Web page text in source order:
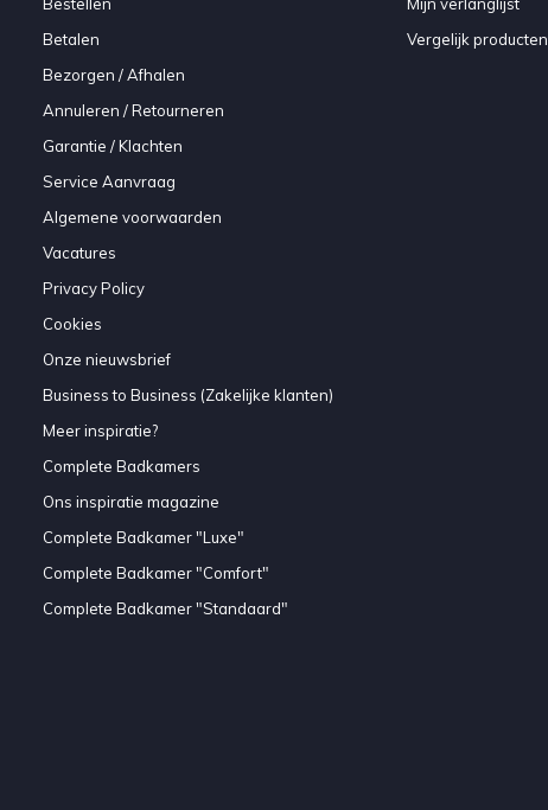
Betalen
Bezorgen / Afhalen
Annuleren / Retourneren
Garantie / Klachten
Service Aanvraag
Algemene voorwaarden
Vacatures
Privacy Policy
Cookies
Onze nieuwsbrief
Business to Business (Zakelijke klanten)
Meer inspiratie?
Complete Badkamers
Ons inspiratie magazine
Complete Badkamer "Luxe"
Complete Badkamer "Comfort"
Complete Badkamer "Standaard"
Vergelijk producten